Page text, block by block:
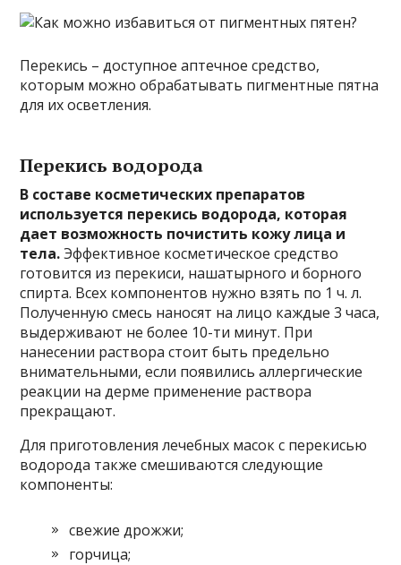
Перекись – доступное аптечное средство,
которым можно обрабатывать пигментные пятна
для их осветления.
Перекись водорода
В составе косметических препаратов
используется перекись водорода, которая
дает возможность почистить кожу лица и
тела.Эффективное косметическое средство
готовится из перекиси, нашатырного и борного
спирта. Всех компонентов нужно взять по 1 ч. л.
Полученную смесь наносят на лицо каждые 3 часа,
выдерживают не более 10-ти минут. При
нанесении раствора стоит быть предельно
внимательными, если появились аллергические
реакции на дерме применение раствора
прекращают.
Для приготовления лечебных масок с перекисью
водорода также смешиваются следующие
компоненты:
свежие дрожжи;
горчица;